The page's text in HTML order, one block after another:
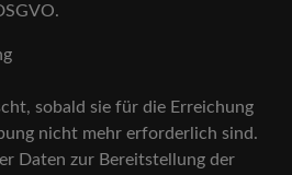
sobald sie für die Erreichung
nicht mehr erforderlich sind.
Daten zur Bereitstellung der